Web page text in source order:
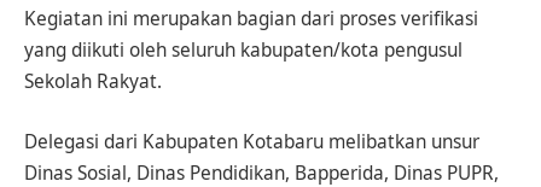
Kegiatan ini merupakan bagian dari proses verifikasi
yang diikuti oleh seluruh kabupaten/kota pengusul
Sekolah Rakyat.
Delegasi dari Kabupaten Kotabaru melibatkan unsur
Dinas Sosial, Dinas Pendidikan, Bapperida, Dinas PUPR,